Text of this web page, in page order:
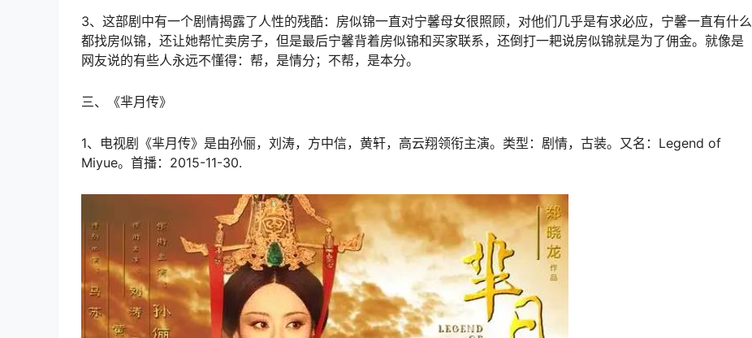
3、这部剧中有一个剧情揭露了人性的残酷：房似锦一直对宁馨母女很照顾，对他们几乎是有求必应，宁馨一直有什么
都找房似锦，还让她帮忙卖房子，但是最后宁馨背着房似锦和买家联系，还倒打一耙说房似锦就是为了佣金。就像是
网友说的有些人永远不懂得：帮，是情分；不帮，是本分。
三、《芈月传》
1、电视剧《芈月传》是由孙俪，刘涛，方中信，黄轩，高云翔领衔主演。类型：剧情，古装。又名：Legend of
Miyue。首播：2015-11-30.